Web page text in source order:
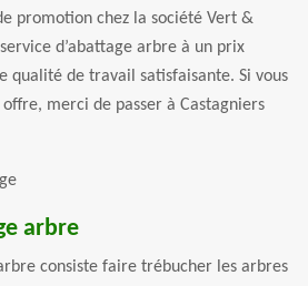
promotion chez la société Vert &
d’abattage arbre à un prix
qualité de travail satisfaisante. Si vous
merci de passer à Castagniers
arbre
consiste faire trébucher les arbres